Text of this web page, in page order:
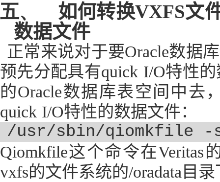
五、 如何转换VXFS文
数据文件
正常来说对于要Oracle数据
预先分配具有quick I/O特性
的Oracle数据库表空间中去
quick I/O特性的数据文件：
/usr/sbin/qiomkfile -
Qiomkfile这个命令在Veritas
vxfs的文件系统的/oradata 目